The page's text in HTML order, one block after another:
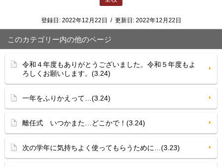
登録日: 2022年12月22日 / 更新日: 2022年12月22日
このカテゴリー内の他のページ
令和４年度もありがとうございました。令和５年度もよ
ろしくお願いします。(3.24)
一年をふりかえって…(3.24)
離任式 いつかまた…どこかで！(3.24)
次の学年に気持ちよく使ってもらうために…(3.23)